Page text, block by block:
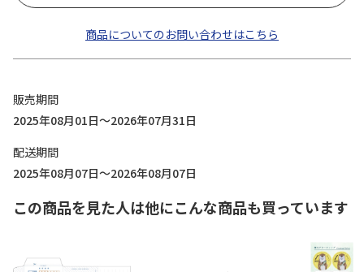
商品についてのお問い合わせはこちら
販売期間
2025年08月01日～2026年07月31日
配送期間
2025年08月07日～2026年08月07日
この商品を見た人は他にこんな商品も買っています